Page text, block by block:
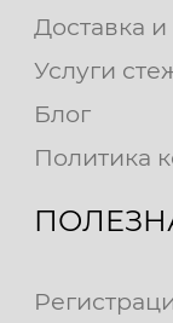
Доставка и
Услуги
Блог
Политика